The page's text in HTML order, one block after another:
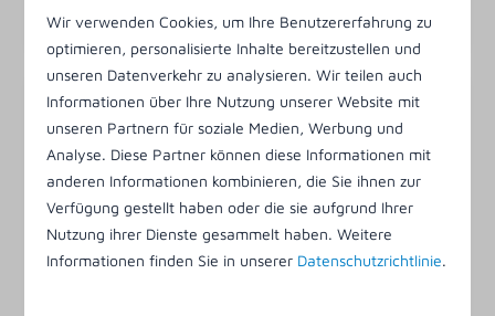
Ansehen
Wir verwenden Cookies, um Ihre Benutzererfahrung zu
optimieren, personalisierte Inhalte bereitzustellen und
unseren Datenverkehr zu analysieren. Wir teilen auch
Informationen über Ihre Nutzung unserer Website mit
unseren Partnern für soziale Medien, Werbung und
Analyse. Diese Partner können diese Informationen mit
anderen Informationen kombinieren, die Sie ihnen zur
Verfügung gestellt haben oder die sie aufgrund Ihrer
Nutzung ihrer Dienste gesammelt haben. Weitere
Informationen finden Sie in unserer Datenschutzrichtlinie.